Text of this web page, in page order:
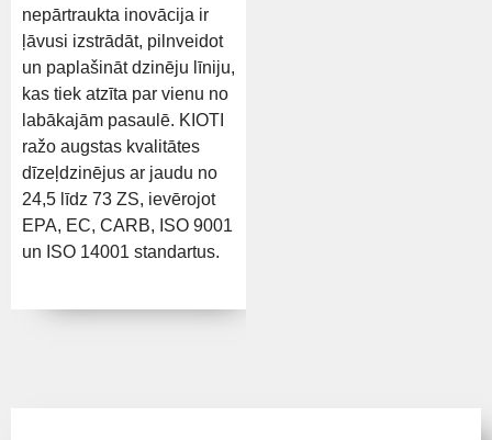
nepārtraukta inovācija ir
ļāvusi izstrādāt, pilnveidot
un paplašināt dzinēju līniju,
kas tiek atzīta par vienu no
labākajām pasaulē. KIOTI
ražo augstas kvalitātes
dīzeļdzinējus ar jaudu no
24,5 līdz 73 ZS, ievērojot
EPA, EC, CARB, ISO 9001
un ISO 14001 standartus.